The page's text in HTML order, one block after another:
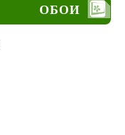
ОБОИ